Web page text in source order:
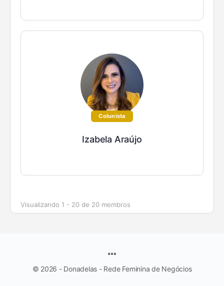
Colunista
Izabela Araújo
Visualizando 1 - 20 de 20 membros
© 2026 - Donadelas - Rede Feminina de Negócios